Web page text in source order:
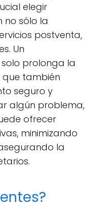
elegir
no sólo la
postventa,
Un
prolonga la
que también
seguro y
algún problema,
ofrecer
minimizando
la